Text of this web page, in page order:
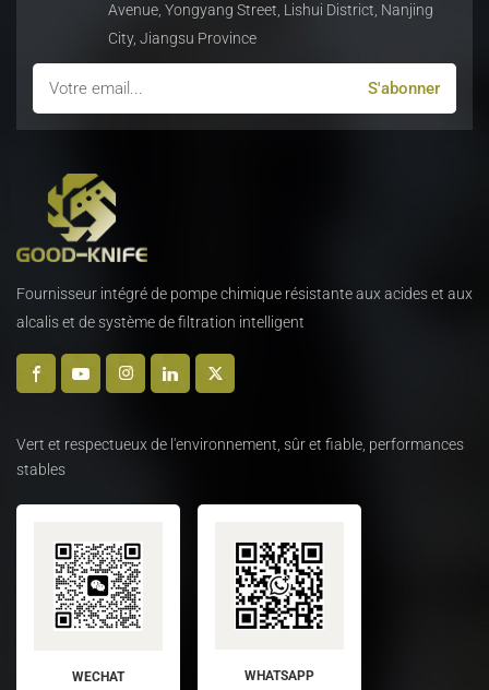
Avenue, Yongyang Street, Lishui District, Nanjing
City, Jiangsu Province
Fournisseur intégré de pompe chimique résistante aux acides et aux
alcalis et de système de filtration intelligent
Vert et respectueux de l'environnement, sûr et fiable, performances
stables
WECHAT WHATSAPP